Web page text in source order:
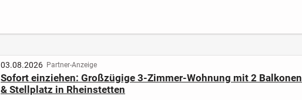
03.08.2026 Partner-Anzeige
Sofort einziehen: Großzügige 3-Zimmer-Wohnung mit 2 Balkonen
& Stellplatz in Rheinstetten